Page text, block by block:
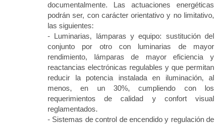
documentalmente. Las actuaciones energéticas
podrán ser, con carácter orientativo y no limitativo,
las siguientes:
- Luminarias, lámparas y equipo: sustitución del
conjunto por otro con luminarias de mayor
rendimiento, lámparas de mayor eficiencia y
reactancias electrónicas regulables y que permitan
reducir la potencia instalada en iluminación, al
menos, en un 30%, cumpliendo con los
requerimientos de calidad y confort visual
reglamentados.
- Sistemas de control de encendido y regulación de